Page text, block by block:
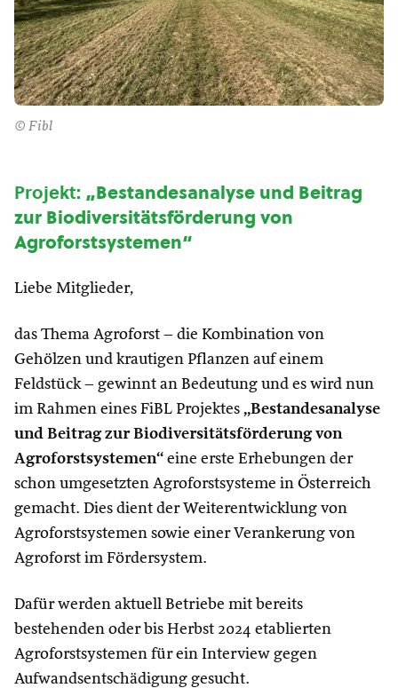
© Fibl
Projekt: „Bestandesanalyse und Beitrag
zur Biodiversitätsförderung von
Agroforstsystemen“
Liebe Mitglieder,
das Thema Agroforst – die Kombination von
Gehölzen und krautigen Pflanzen auf einem
Feldstück – gewinnt an Bedeutung und es wird nun
im Rahmen eines FiBL Projektes „Bestandesanalyse
und Beitrag zur Biodiversitätsförderung von
Agroforstsystemen“ eine erste Erhebungen der
schon umgesetzten Agroforstsysteme in Österreich
gemacht. Dies dient der Weiterentwicklung von
Agroforstsystemen sowie einer Verankerung von
Agroforst im Fördersystem.
Dafür werden aktuell Betriebe mit bereits
bestehenden oder bis Herbst 2024 etablierten
Agroforstsystemen für ein Interview gegen
Aufwandsentschädigung gesucht.